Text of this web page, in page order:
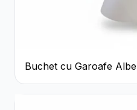
Buchet cu Garoafe Albe